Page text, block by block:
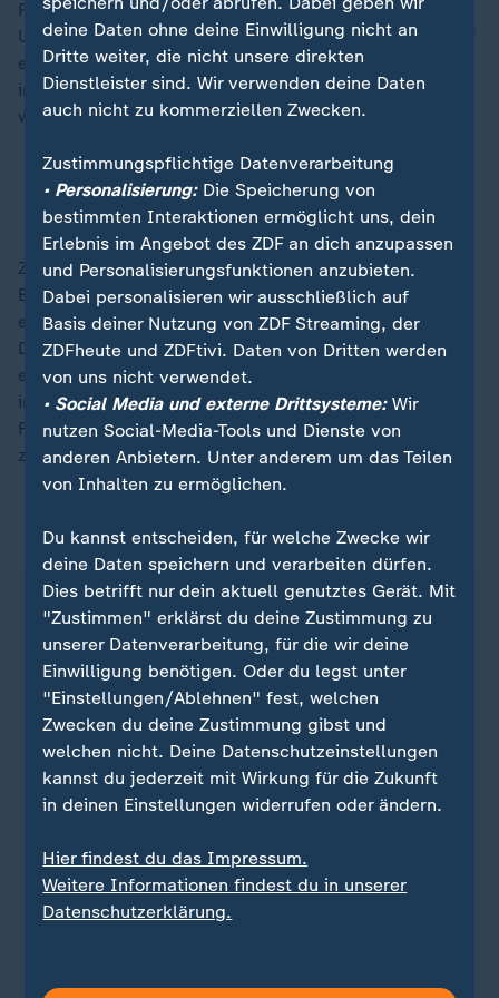
Real Madrid immer wieder die Leistungen der
Unparteiischen öffentlich kritisiert. Besonders hart traf
es José Luis Munuera Montero, der daraufhin vor allem
in den Sozialen Netzwerken übel angegangen worden
war und sogar Morddrohungen erhielt.
Reals Feldzug zerstört spanischen Fußball
"Korrupt": Real Madrid wütet gegen Verband
Zuvor hatte Real bereits in einem vierseitigen
Brandbrief zum Rundumschlag ausgeholt. Es benötige
eine "vollständige" Reform des Schiedsrichterwesens.
Das System habe sich als "von innen heraus korrupt"
erwiesen. Der Klub-Sender hatte begleitend dazu
immer wieder Videos gezeigt, in denen
Fehlentscheidungen der Schiedsrichter
zusammengestellt worden waren.
ZDFsportstudio auf WhatsApp
Quelle: Reuters
bleiben? Dann ist unser sportstudio-WhatsApp-
deine Daten ohne deine Einwilligung nicht an
Dritte weiter, die nicht unsere direkten
Dienstleister sind. Wir verwenden deine Daten
auch nicht zu kommerziellen Zwecken.
Zustimmungspflichtige Datenverarbeitung
• Personalisierung:Die Speicherung von
bestimmten Interaktionen ermöglicht uns, dein
Erlebnis im Angebot des ZDF an dich anzupassen
und Personalisierungsfunktionen anzubieten.
Dabei personalisieren wir ausschließlich auf
Basis deiner Nutzung von ZDF Streaming, der
ZDFheute und ZDFtivi. Daten von Dritten werden
von uns nicht verwendet.
• Social Media und externe Drittsysteme:Wir
nutzen Social-Media-Tools und Dienste von
anderen Anbietern. Unter anderem um das Teilen
von Inhalten zu ermöglichen.
Du kannst entscheiden, für welche Zwecke wir
deine Daten speichern und verarbeiten dürfen.
Dies betrifft nur dein aktuell genutztes Gerät. Mit
"Zustimmen" erklärst du deine Zustimmung zu
unserer Datenverarbeitung, für die wir deine
Einwilligung benötigen. Oder du legst unter
"Einstellungen/Ablehnen" fest, welchen
Zwecken du deine Zustimmung gibst und
welchen nicht. Deine Datenschutzeinstellungen
kannst du jederzeit mit Wirkung für die Zukunft
in deinen Einstellungen widerrufen oder ändern.
Hier findest du das Impressum.
Weitere Informationen findest du in unserer
Datenschutzerklärung.